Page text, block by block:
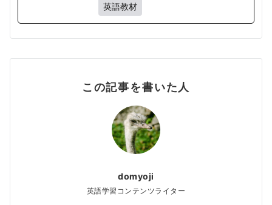
英語教材
この記事を書いた人
domyoji
英語学習コンテンツライター